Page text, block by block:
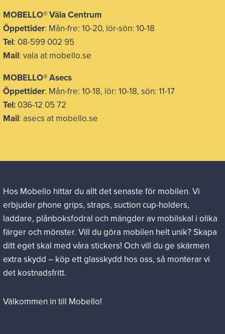
MOBELLO® Väla Centrum
Öppettider: Mån-fre: 10-20, lör-sön: 10-18
Tel: 08-599 002 95
Mail: vala at mobello.se
MOBELLO® Asecs
Öppettider: Mån-fre: 10-18, lör: 10-18, sön: 11-17
Tel: 036-12 05 72
Mail: asecs at mobello.se
Hos Mobello hittar du allt det senaste för mobilen. Vi
erbjuder phone grips, straps, suction cup-holders,
laddare, plånboksfodral och mängder av mobilskal i olika
färger och mönster. Vill du göra mobilen helt unik? Skapa
ditt eget skal med våra stickers! Och vill du ge skärmen
extra skydd – köp ett glasskydd hos oss, så monterar vi
det kostnadsfritt.
Välkommen in till Mobello!